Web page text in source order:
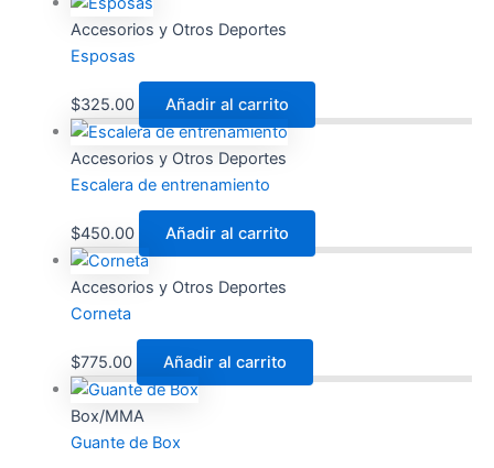
Accesorios y Otros Deportes
Esposas
$325.00 Añadir al carrito
Accesorios y Otros Deportes
Escalera de entrenamiento
$450.00 Añadir al carrito
Accesorios y Otros Deportes
Corneta
$775.00 Añadir al carrito
Box/MMA
Guante de Box